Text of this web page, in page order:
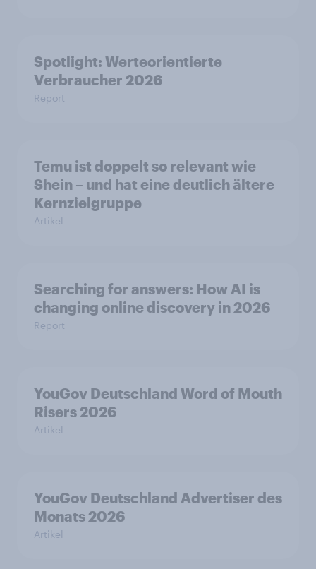
Spotlight: Werteorientierte
Verbraucher 2026
Report
Temu ist doppelt so relevant wie
Shein – und hat eine deutlich ältere
Kernzielgruppe
Artikel
Searching for answers: How AI is
changing online discovery in 2026
Report
YouGov Deutschland Word of Mouth
Risers 2026
Artikel
YouGov Deutschland Advertiser des
Monats 2026
Artikel